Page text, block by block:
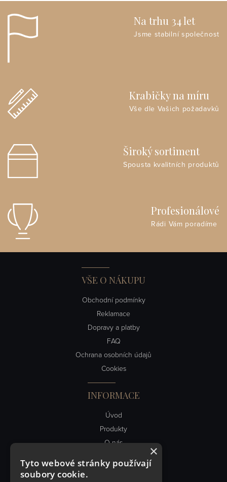
Na trhu 34 let
Jsme stabilní společnost
Krabičky na míru
Vše dle Vašich požadavků
Široký sortiment
Spousta kvalitních produktů
Profesionálové
Rádi Vám poradíme
VŠE O NÁKUPU
Obchodní podmínky
Reklamace
Dopravy a platby
FAQ
Ochrana osobních údajů
Cookies
INFORMACE
Úvod
Produkty
O nás
Kontakt
×
Tyto webové stránky používají
soubory cookie.